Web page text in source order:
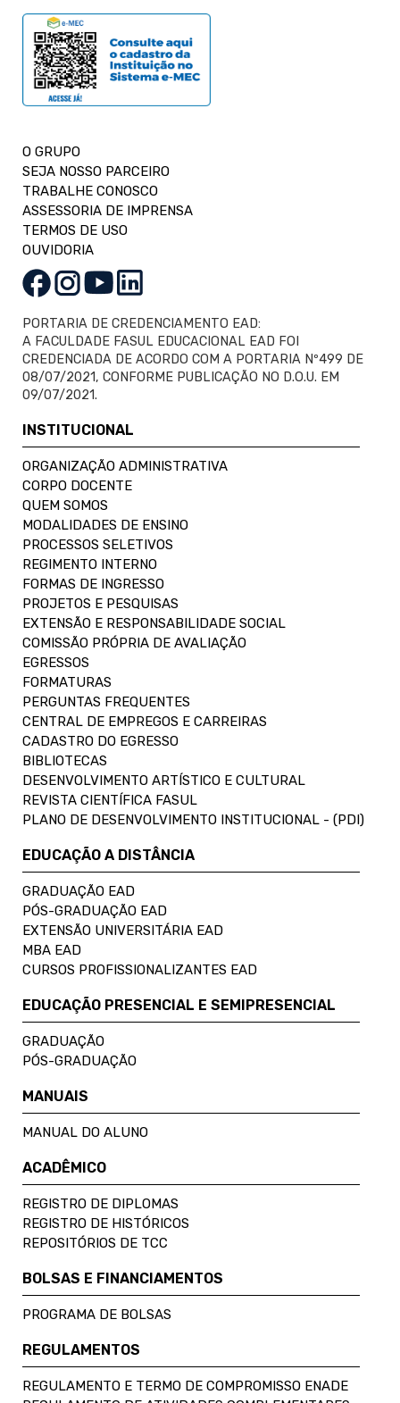
O GRUPO
SEJA NOSSO PARCEIRO
TRABALHE CONOSCO
ASSESSORIA DE IMPRENSA
TERMOS DE USO
OUVIDORIA
PORTARIA DE CREDENCIAMENTO EAD:
A FACULDADE FASUL EDUCACIONAL EAD FOI
CREDENCIADA DE ACORDO COM A PORTARIA Nº499 DE
08/07/2021, CONFORME PUBLICAÇÃO NO D.O.U. EM
09/07/2021.
INSTITUCIONAL
ORGANIZAÇÃO ADMINISTRATIVA
CORPO DOCENTE
QUEM SOMOS
MODALIDADES DE ENSINO
PROCESSOS SELETIVOS
REGIMENTO INTERNO
FORMAS DE INGRESSO
PROJETOS E PESQUISAS
EXTENSÃO E RESPONSABILIDADE SOCIAL
COMISSÃO PRÓPRIA DE AVALIAÇÃO
EGRESSOS
FORMATURAS
PERGUNTAS FREQUENTES
CENTRAL DE EMPREGOS E CARREIRAS
CADASTRO DO EGRESSO
BIBLIOTECAS
DESENVOLVIMENTO ARTÍSTICO E CULTURAL
REVISTA CIENTÍFICA FASUL
PLANO DE DESENVOLVIMENTO INSTITUCIONAL - (PDI)
EDUCAÇÃO A DISTÂNCIA
GRADUAÇÃO EAD
PÓS-GRADUAÇÃO EAD
EXTENSÃO UNIVERSITÁRIA EAD
MBA EAD
CURSOS PROFISSIONALIZANTES EAD
EDUCAÇÃO PRESENCIAL E SEMIPRESENCIAL
GRADUAÇÃO
PÓS-GRADUAÇÃO
MANUAIS
MANUAL DO ALUNO
ACADÊMICO
REGISTRO DE DIPLOMAS
REGISTRO DE HISTÓRICOS
REPOSITÓRIOS DE TCC
BOLSAS E FINANCIAMENTOS
PROGRAMA DE BOLSAS
REGULAMENTOS
REGULAMENTO E TERMO DE COMPROMISSO ENADE